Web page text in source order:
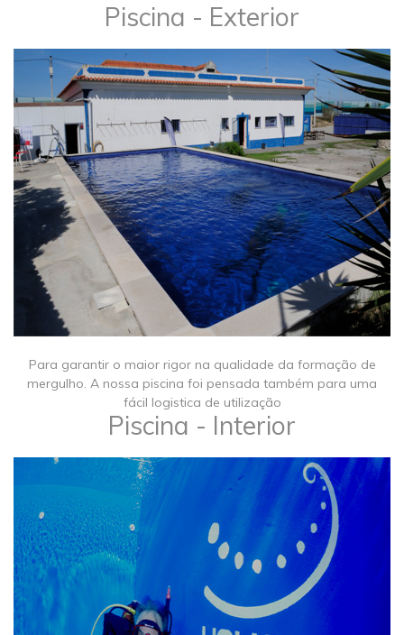
Piscina - Exterior
Para garantir o maior rigor na qualidade da formação de
mergulho. A nossa piscina foi pensada também para uma
fácil logistica de utilização
Piscina - Interior